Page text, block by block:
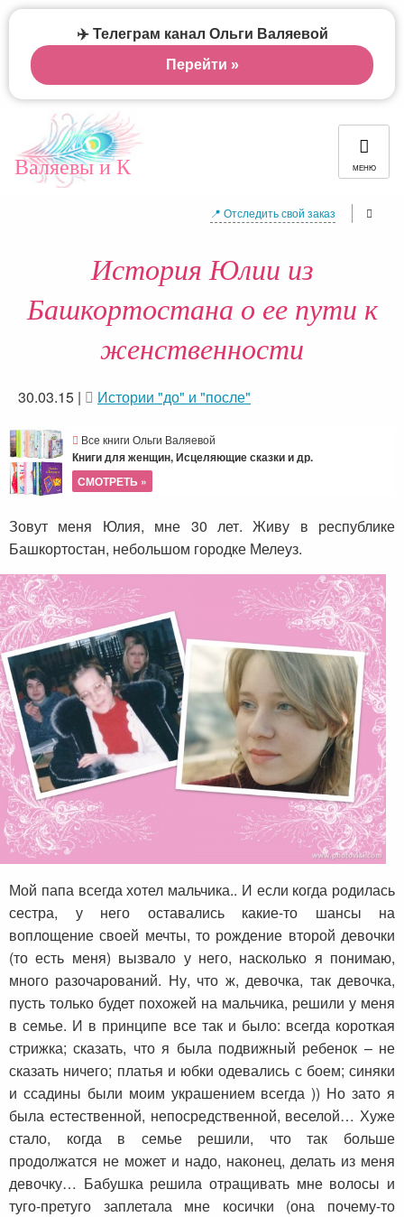
Валяевы и К МЕНЮ
📍 Отследить свой заказ
История Юлии из
Башкортостана о ее пути к
женственности
30.03.15 | Истории "до" и "после"
Все книги Ольги Валяевой
Книги для женщин, Исцеляющие сказки и др.
СМОТРЕТЬ »
Зовут меня Юлия, мне 30 лет. Живу в республике
Башкортостан, небольшом городке Мелеуз.
Мой папа всегда хотел мальчика.. И если когда родилась
сестра, у него оставались какие-то шансы на
воплощение своей мечты, то рождение второй девочки
(то есть меня) вызвало у него, насколько я понимаю,
много разочарований. Ну, что ж, девочка, так девочка,
пусть только будет похожей на мальчика, решили у меня
в семье. И в принципе все так и было: всегда короткая
стрижка; сказать, что я была подвижный ребенок – не
сказать ничего; платья и юбки одевались с боем; синяки
и ссадины были моим украшением всегда )) Но зато я
была естественной, непосредственной, веселой… Хуже
стало, когда в семье решили, что так больше
продолжатся не может и надо, наконец, делать из меня
девочку… Бабушка решила отращивать мне волосы и
туго-претуго заплетала мне косички (она почему-то
✈️ Телеграм канал Ольги Валяевой
Перейти »